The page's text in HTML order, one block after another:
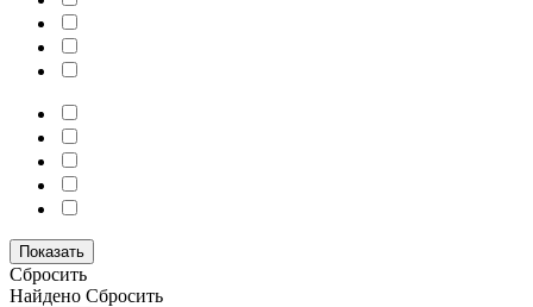
Сбросить
Найдено Сбросить